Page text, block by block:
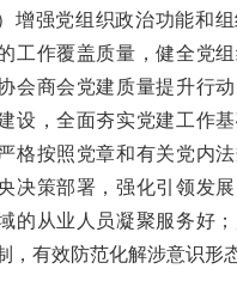
）增强党组织政治功能和
工作覆盖质量，健全党组
会商会党建质量提升行
设，全面夯实党建工作
格按照党章和有关党内
决策部署，强化引领发
的从业人员凝聚服务好
，有效防范化解涉意识形